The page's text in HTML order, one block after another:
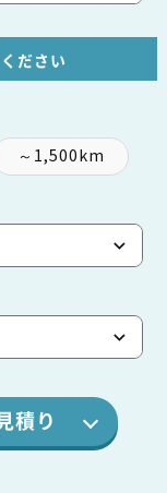
ださい
～1,500km
積り